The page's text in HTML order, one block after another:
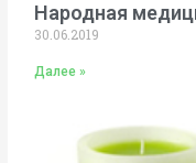
Народная
30.06.2019
Далее »